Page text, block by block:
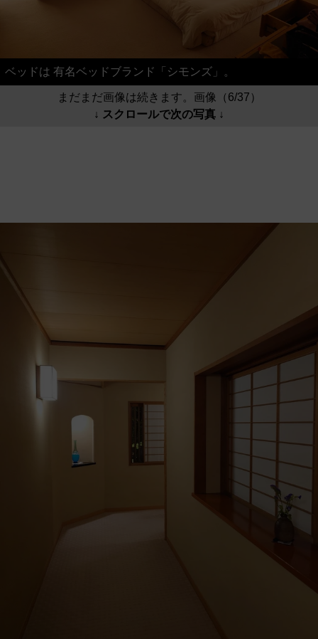
ベッドは 有名ベッドブランド「シモンズ」。
まだまだ画像は続きます。画像（6/37）
↓ スクロールで次の写真 ↓